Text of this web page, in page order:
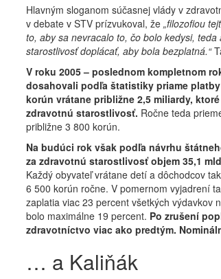
Hlavným sloganom súčasnej vlády v
v debate v STV prízvukoval, že „filozofiou
to, aby sa nevracalo to, čo bolo kedysi,
starostlivosť doplácať, aby bola bezplatná.“
V roku 2005 – poslednom kompletnom
dosahovali podľa štatistiky priame
korún vrátane približne 2,5 miliardy,
zdravotnú starostlivosť. Ročne teda
približne 3 800 korún.
Na budúci rok však podľa návrhu
za zdravotnú starostlivosť objem 35,1
Každý obyvateľ vrátane detí a dôchodcov
6 500 korún ročne. V pomernom vyjadrení
zaplatia viac 23 percent všetkých výdavkov
bolo maximálne 19 percent. Po zrušení
zdravotníctvo viac ako predtým.
… a Kaliňák